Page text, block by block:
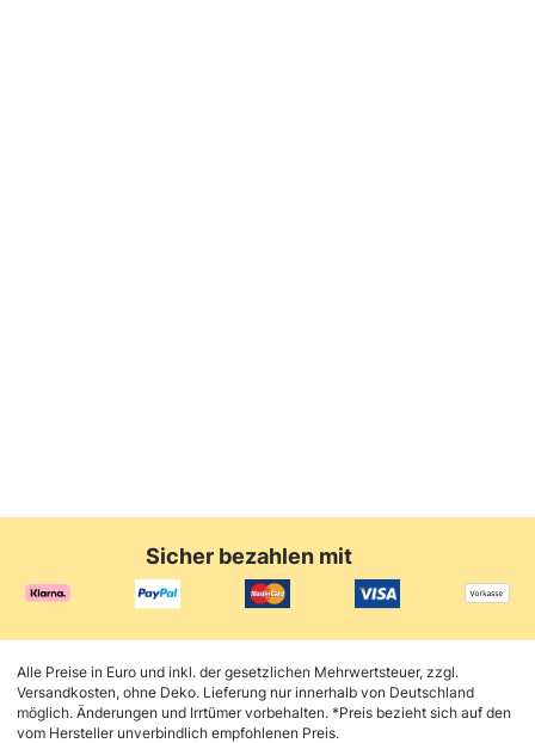
Sicher bezahlen mit
Alle Preise in Euro und inkl. der gesetzlichen Mehrwertsteuer, zzgl.
Versandkosten, ohne Deko. Lieferung nur innerhalb von Deutschland
möglich. Änderungen und Irrtümer vorbehalten. *Preis bezieht sich auf den
vom Hersteller unverbindlich empfohlenen Preis.